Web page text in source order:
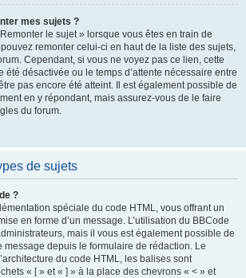
mes sujets ?
le sujet » lorsque vous êtes en train de
remonter celui-ci en haut de la liste des sujets,
Cependant, si vous ne voyez pas ce lien, cette
été désactivée ou le temps d’attente nécessaire entre
pas encore été atteint. Il est également possible de
en y répondant, mais assurez-vous de le faire
du forum.
de sujets
?
spéciale du code HTML, vous offrant un
en forme d’un message. L’utilisation du BBCode
mais il vous est également possible de
message depuis le formulaire de rédaction. Le
du code HTML, les balises sont
« [ » et « ] » à la place des chevrons « < » et